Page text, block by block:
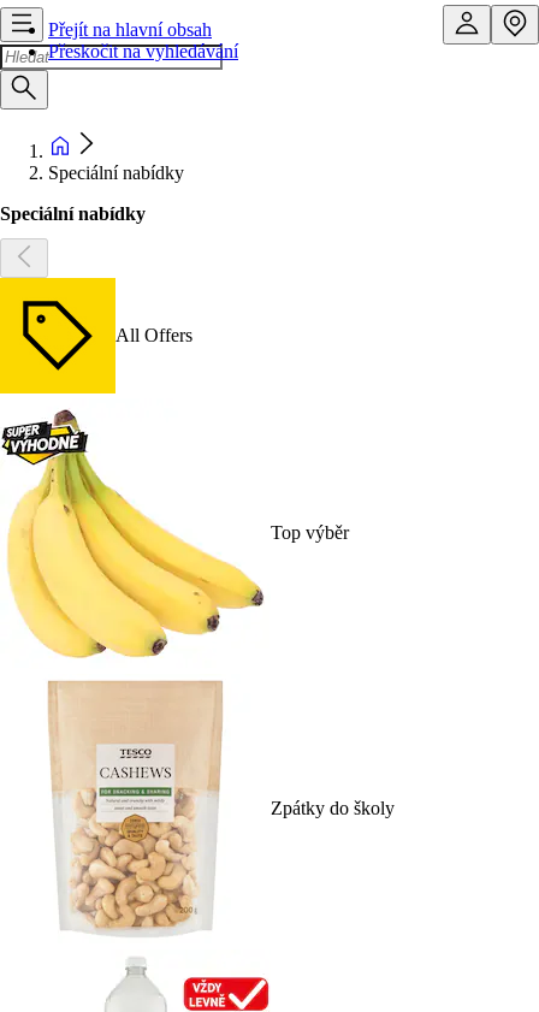
Přejít na hlavní obsah
Přeskočit na vyhledávání
Speciální nabídky
Speciální nabídky
All Offers
Top výběr
Zpátky do školy